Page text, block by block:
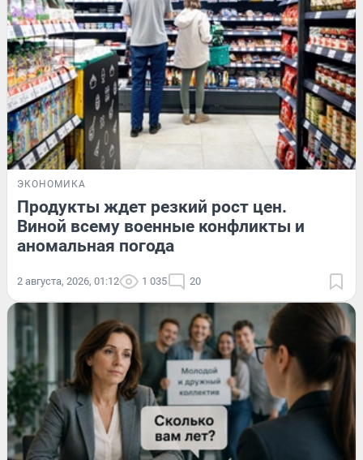
ЭКОНОМИКА
Продукты ждет резкий рост цен.
Виной всему военные конфликты и
аномальная погода
2 августа, 2026, 01:12 1 035 20